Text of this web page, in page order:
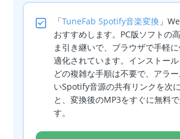
「TuneFab Spotify音楽変換 」
おすすめします。PC版ソフトの
ま引き継いで、ブラウザで手軽
適化されています。インストー
どの複雑な手順は不要で、アラ
いSpotify音源の共有リンクを次
と、変換後のMP3をすぐに無料
す。